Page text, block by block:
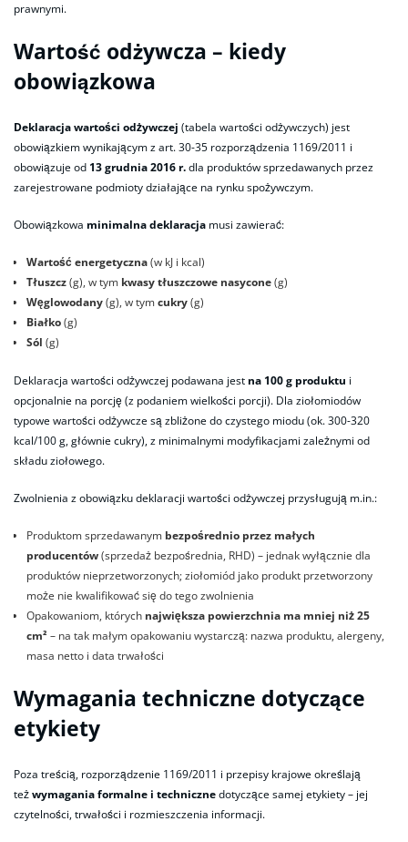
prawnymi.
Wartość odżywcza – kiedy
obowiązkowa
Deklaracja wartości odżywczej (tabela wartości odżywczych) jest
obowiązkiem wynikającym z art. 30-35 rozporządzenia 1169/2011 i
obowiązuje od 13 grudnia 2016 r.dla produktów sprzedawanych przez
zarejestrowane podmioty działające na rynku spożywczym.
Obowiązkowa minimalna deklaracja musi zawierać:
Wartość energetyczna(w kJ i kcal)
Tłuszcz(g), w tym kwasy tłuszczowe nasycone(g)
Węglowodany(g), w tymcukry(g)
Białko(g)
Sól (g)
Deklaracja wartości odżywczej podawana jest na 100 g produktu i
opcjonalnie na porcję (z podaniem wielkości porcji). Dla ziołomiodów
typowe wartości odżywcze są zbliżone do czystego miodu (ok. 300-320
kcal/100 g, głównie cukry), z minimalnymi modyfikacjami zależnymi od
składu ziołowego.
Zwolnienia z obowiązku deklaracji wartości odżywczej przysługują m.in.:
Produktom sprzedawanym bezpośrednio przez małych
producentów(sprzedaż bezpośrednia, RHD) – jednak wyłącznie dla
produktów nieprzetworzonych; ziołomiód jako produkt przetworzony
może nie kwalifikować się do tego zwolnienia
Opakowaniom, których największa powierzchnia ma mniej niż 25
cm² – na tak małym opakowaniu wystarczą: nazwa produktu, alergeny,
masa netto i data trwałości
Wymagania techniczne dotyczące
etykiety
Poza treścią, rozporządzenie 1169/2011 i przepisy krajowe określają
teżwymagania formalne i technicznedotyczące samej etykiety – jej
czytelności, trwałości i rozmieszczenia informacji.